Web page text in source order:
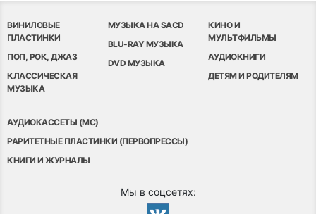
ВИНИЛОВЫЕ
ПЛАСТИНКИ
ПОП, РОК, ДЖАЗ
КЛАССИЧЕСКАЯ
МУЗЫКА
МУЗЫКА НА SACD
BLU-RAY МУЗЫКА
DVD МУЗЫКА
КИНО И
МУЛЬТФИЛЬМЫ
АУДИОКНИГИ
ДЕТЯМ И РОДИТЕЛЯМ
АУДИОКАССЕТЫ (MC)
РАРИТЕТНЫЕ ПЛАСТИНКИ (ПЕРВОПРЕССЫ)
КНИГИ И ЖУРНАЛЫ
Мы в соцсетях: